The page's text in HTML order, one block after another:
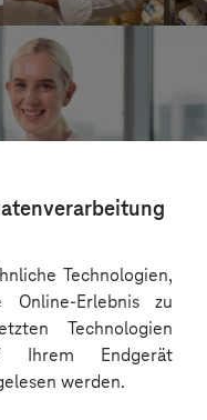
Technologien,
Erlebnis zu
Technologien
Ihrem Endgerät
werden.